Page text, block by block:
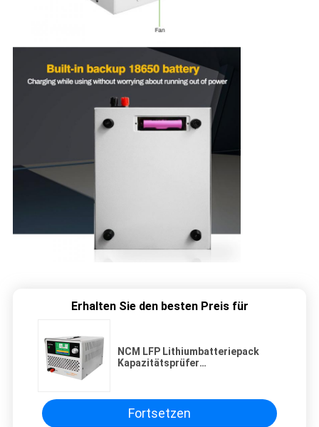
Erhalten Sie den besten Preis für
NCM LFP Lithiumbatteriepack
Kapazitätsprüfer
Fortsetzen